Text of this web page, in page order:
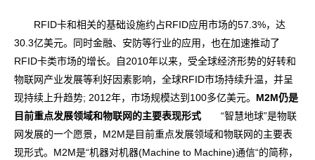
RFID卡和相关的基础设施约占RFID应用市场的57.3%，达
30.3亿美元。同时金融、安防等行业的应用，也在加速推动了
RFID卡类市场的增长。自2010年以来，受全球经济形势的好转和
物联网产业发展等利好因素影响，全球RFID市场持续升温，并呈
现持续上升趋势; 2012年，市场规模达到100多亿美元。 M2M仍是
目前重点发展领域和物联网的主要表现形式 “智慧地球”是物联
网发展的一个愿景，M2M是目前重点发展领域和物联网的主要表
现形式。M2M是“机器对机器(Machine to Machine)通信“的简称，